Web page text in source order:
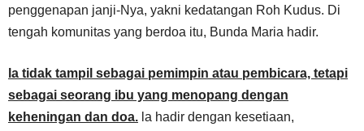
penggenapan janji-Nya, yakni kedatangan Roh Kudus. Di
tengah komunitas yang berdoa itu, Bunda Maria hadir.
la tidak tampil sebagai pemimpin atau pembicara, tetapi
sebagai seorang ibu yang menopang dengan
keheningan dan doa. la hadir dengan kesetiaan,